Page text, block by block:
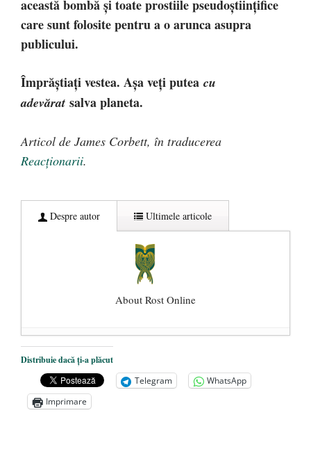
această bombă și toate prostiile pseudoștiințifice
care sunt folosite pentru a o arunca asupra
publicului.
Împrăștiați vestea. Așa veți putea cu
adevărat salva planeta.
Articol de James Corbett, în traducerea
Reacționarii.
Despre autor Ultimele articole
About Rost Online
Dezvăluiri cutremurătoare despre
președintele Ucrainei, Volodymyr
Zelensky
- 13 mai 2026
Statul care servește Națiunea
Distribuie dacă ți-a plăcut
Telegram
WhatsApp
Imprimare